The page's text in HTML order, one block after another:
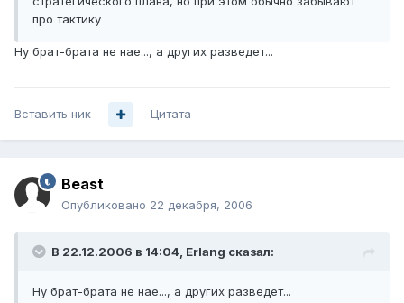
про тактику
Ну брат-брата не нае..., а других разведет...
Вставить ник Цитата
Beast
Опубликовано 22 декабря, 2006
В 22.12.2006 в 14:04, Erlang сказал:
Ну брат-брата не нае..., а других разведет...